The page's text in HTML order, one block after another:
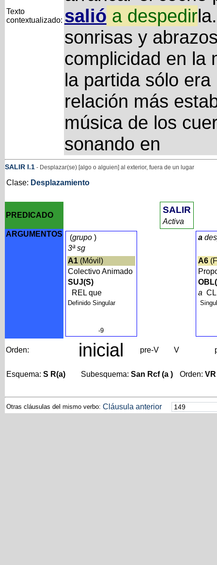
Texto
contextualizado: salió adespedir
sonrisas y
complicidad en la
la partida sólo
relación más
música de los
sonando en
SALIR I.1- Desplazar(se) [algo o alguien] al exterior, fuera de un lugar
Clase: Desplazamiento
PREDICADO
SALIR
Activa
ARGUMENTOS
(grupo)
3ª sg
A1(Móvil)
Colectivo Animado
SUJ(S)
REL que
Definido Singular
-9
a
A6
a
Orden: inicial pre-V V
Esquema: S R(a) Subesquema: San Rcf (a ) Orden: VR
Otras cláusulas del mismo verbo: Cláusula anterior